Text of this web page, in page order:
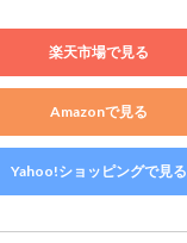
楽天市場で見る
Amazonで見る
Yahoo!ショッピングで見る